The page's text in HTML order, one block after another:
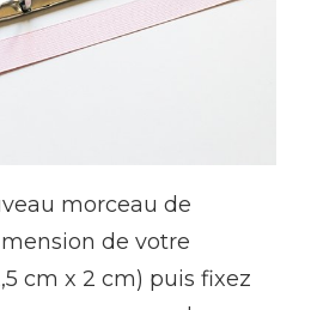
morceau de
de votre
cm x 2 cm) puis fixez